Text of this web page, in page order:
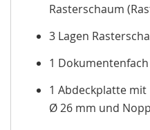
Rasterschaum
3 Lagen
1
1 Abdeckplatte mit
Ø 26 mm und